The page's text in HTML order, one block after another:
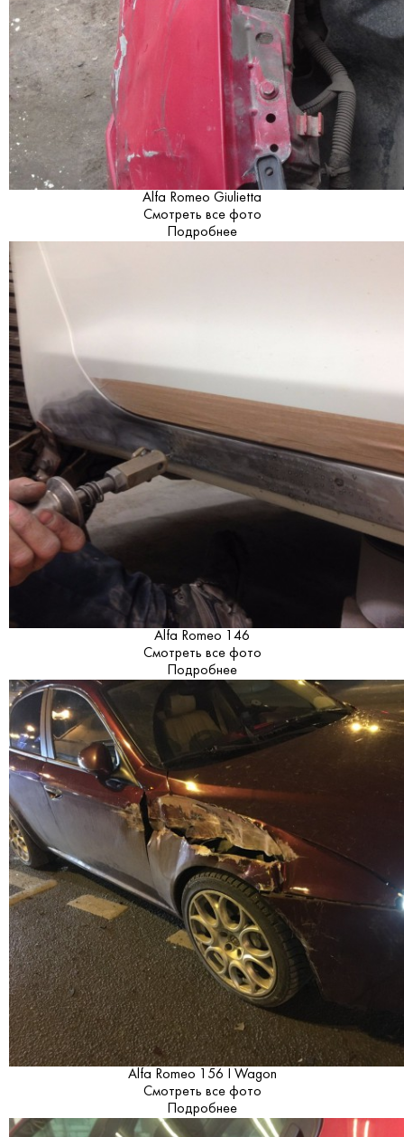
Alfa Romeo Giulietta
Смотреть все фото
Подробнее
Alfa Romeo 146
Смотреть все фото
Подробнее
Alfa Romeo 156 I Wagon
Смотреть все фото
Подробнее